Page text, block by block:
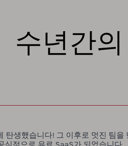
수년간
탄생했습니다! 그 이후로 멋진 팀을